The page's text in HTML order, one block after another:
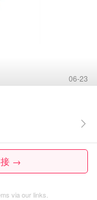
06-23
接 →
via our links.